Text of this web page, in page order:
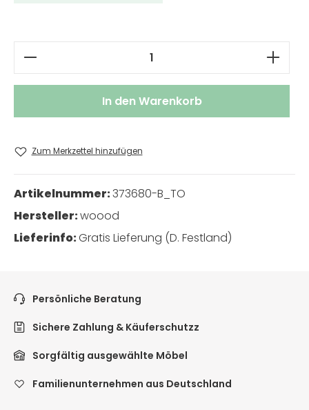
Produkt Anzahl: Gib den
In den Warenkorb
Zum Merkzettel hinzufügen
Artikelnummer:373680-B_TO
Hersteller:woood
Lieferinfo:Gratis Lieferung (D. Festland)
Persönliche Beratung
Sichere Zahlung & Käuferschutzz
Sorgfältig ausgewählte Möbel
Familienunternehmen aus Deutschland